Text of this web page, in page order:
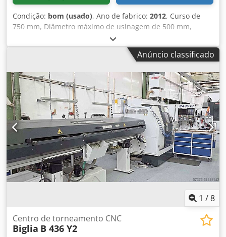
Condição: bom (usado), Ano de fabrico: 2012, Curso de
750 mm, Diâmetro máximo de usinagem de 500 mm,
Comprimento máximo de torneamento de 1300 mm,
Spindle principal de 3000 rpm, Dodpfx Aexqyg Nsmljkr
Capacidade de barra de 65 mm, Fresagem de 8.000 rpm 20
mm, ATC com 40 estações, Velocidade de fresagem 4.000
rpm, Motores do spindle de 30 kW, Comando FANUC 31i,
Placa de 3 castanhas, transportador de cavacos,
refrigeração, apalpador de ferramenta, coletor de peças,
alimentador de barras.
Anúncio classificado
1 /8
Centro de torneamento CNC
Biglia B 436 Y2